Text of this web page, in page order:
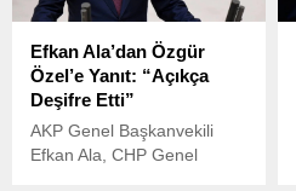
Efkan Ala’dan Özgür
Özel’e Yanıt: “Açıkça
Deşifre Etti”
AKP Genel Başkanvekili
Efkan Ala, CHP Genel